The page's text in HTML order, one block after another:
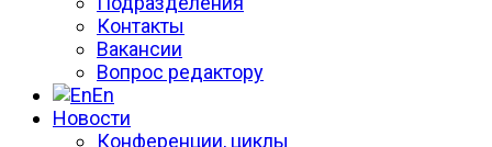
Контакты
Вакансии
Вопрос редактору
En
Новости
Конференции, циклы